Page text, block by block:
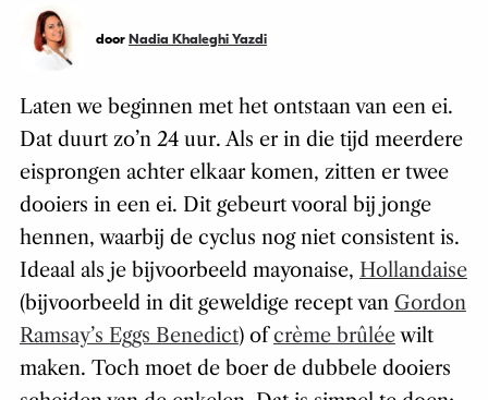
door Nadia Khaleghi Yazdi
Laten we beginnen met het ontstaan van een ei.
Dat duurt zo’n 24 uur. Als er in die tijd meerdere
eisprongen achter elkaar komen, zitten er twee
dooiers in een ei. Dit gebeurt vooral bij jonge
hennen, waarbij de cyclus nog niet consistent is.
Ideaal als je bijvoorbeeld mayonaise, Hollandaise
(bijvoorbeeld in dit geweldige recept van Gordon
Ramsay’s Eggs Benedict) ofcrème brûléewilt
maken. Toch moet de boer de dubbele dooiers